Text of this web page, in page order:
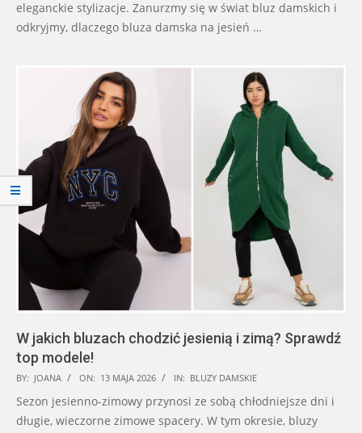
eleganckie stylizacje. Zanurzmy się w świat bluz damskich i
odkryjmy, dlaczego bluza damska na jesień …
W jakich bluzach chodzić jesienią i zimą? Sprawdź
top modele!
2026-
05-
13
BY: JOANA ON: 13 MAJA 2026 IN: BLUZY DAMSKIE
Sezon jesienno-zimowy przynosi ze sobą chłodniejsze dni i
długie, wieczorne zimowe spacery. W tym okresie, bluzy